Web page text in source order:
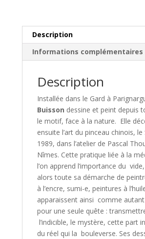
haïkusDescription
Informations complémentaires
Description
Installée dans le Gard à
Buisson dessine et peint depuis
le motif, face à la nature. Elle
ensuite l’art du pinceau chinois, le
1989, dans l’atelier de Pascal
Nîmes. Cette pratique liée à la
l’on apprend l’importance du
alors toute sa démarche de
à l’encre, sumi-e, peintures à
apparaissent ainsi comme
pour une seule quête :
l’indicible, le mystère, cette part
du réel qui la bouleverse. Ses